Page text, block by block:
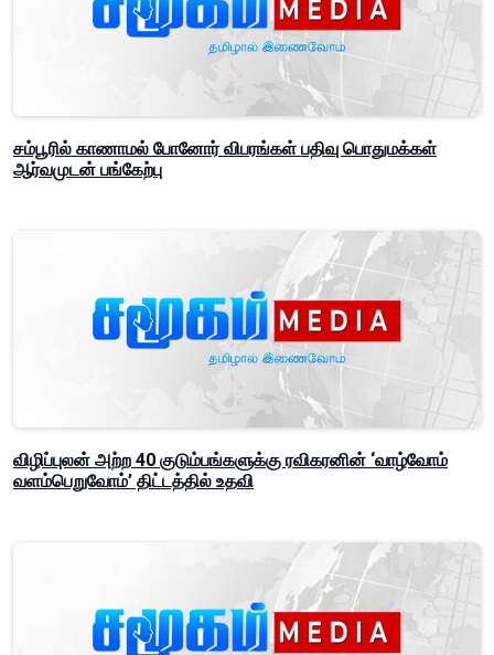
சம்பூரில் காணாமல் போனோர் விபரங்கள் பதிவு பொதுமக்கள்
ஆர்வமுடன் பங்கேற்பு
விழிப்புலன் அற்ற 40 குடும்பங்களுக்கு ரவிகரனின் ‘வாழ்வோம்
வளம்பெறுவோம்’ திட்டத்தில் உதவி